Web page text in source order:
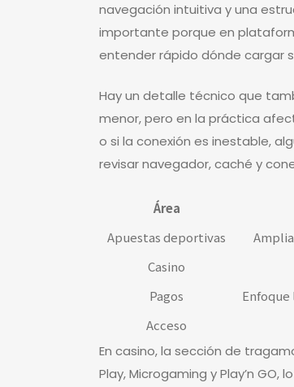
navegación intuitiva y una
importante porque en
entender rápido dónde cargar
Hay un detalle técnico que
menor, pero en la práctica
o si la conexión es inestable,
revisar navegador, caché y
Área
Apuestas deportivas
Casino
Pagos
Acceso
En casino, la sección de
Play, Microgaming y Play’n